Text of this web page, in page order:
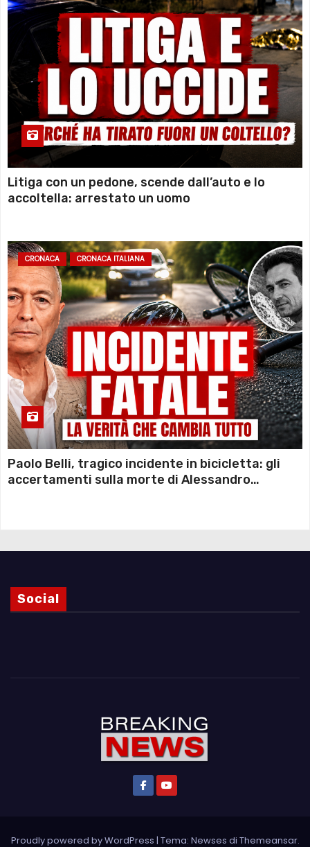
Litiga con un pedone, scende dall’auto e lo
accoltella: arrestato un uomo
CRONACA CRONACA ITALIANA
Paolo Belli, tragico incidente in bicicletta: gli
accertamenti sulla morte di Alessandro
Social
Proudly powered by WordPress | Tema: Newses di Themeansar.